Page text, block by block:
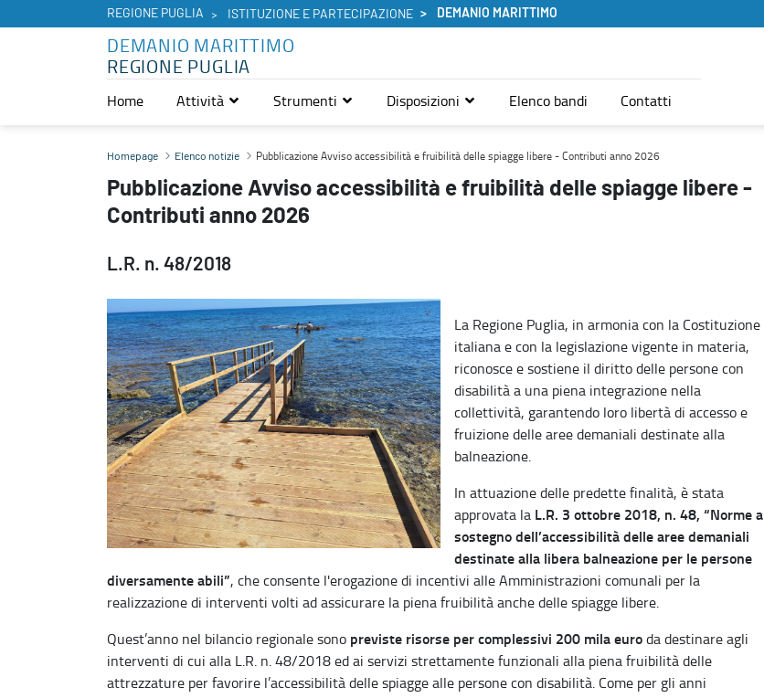
REGIONE PUGLIA ISTITUZIONE E PARTECIPAZIONE DEMANIO MARITTIMO
DEMANIO MARITTIMO
REGIONE PUGLIA
Home Attività Strumenti Disposizioni Elenco bandi Contatti
Pubblicazione Avviso accessibilità e fruibilità delle spiagge libere - Contributi anno 2026 - Demanio marittimo
Homepage Elenco notizie Pubblicazione Avviso accessibilità e fruibilità delle spiagge libere - Contributi anno 2026
Pubblicazione Avviso accessibilità e fruibilità delle spiagge libere -
Contributi anno 2026
L.R. n. 48/2018
La Regione Puglia, in armonia con la Costituzione
italiana e con la legislazione vigente in materia,
riconosce e sostiene il diritto delle persone con
disabilità a una piena integrazione nella
collettività, garantendo loro libertà di accesso e
fruizione delle aree demaniali destinate alla
balneazione.
In attuazione delle predette finalità, è stata
approvata la L.R. 3 ottobre 2018, n. 48, “Norme a
sostegno dell’accessibilità delle aree demaniali
destinate alla libera balneazione per le persone
diversamente abili”, che consente l'erogazione di incentivi alle Amministrazioni comunali per la
realizzazione di interventi volti ad assicurare la piena fruibilità anche delle spiagge libere.
Quest’anno nel bilancio regionale sono previste risorse per complessivi 200 mila euroda destinare agli
interventi di cui alla L.R. n. 48/2018 ed ai servizi strettamente funzionali alla piena fruibilità delle
attrezzature per favorire l’accessibilità delle spiagge alle persone con disabilità. Come per gli anni